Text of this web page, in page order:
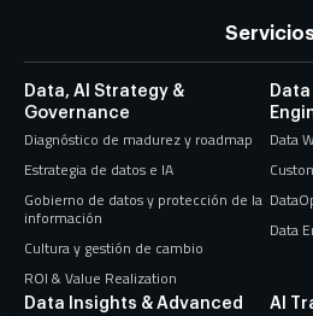
Data, AI Strategy &
Governance
Diagnóstico de madurez y roadmap
Estrategia de datos e IA
Gobierno de datos y protección de la
información
Cultura y gestión de cambio
ROI & Value Realization
Data
Data
Data Insights & Advanced
AI